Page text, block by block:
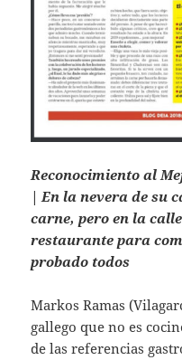
Reconocimiento al
|En la nevera de su
carne, pero en la
restaurante para
probado todos
Markos Ramas
gallego que no es
de las referencias